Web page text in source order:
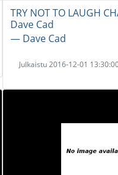
TRY NOT TO LAUGH
Dave Cad
― Dave Cad
Julkaistu 2016-12-01